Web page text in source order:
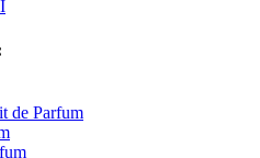
de Parfum